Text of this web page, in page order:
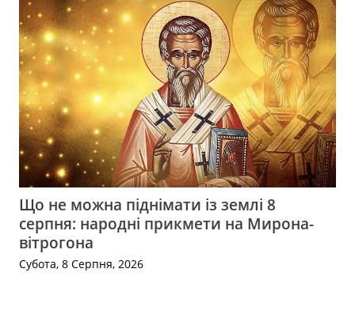
Що не можна піднімати із землі 8
серпня: народні прикмети на Мирона-
вітрогона
Субота, 8 Серпня, 2026